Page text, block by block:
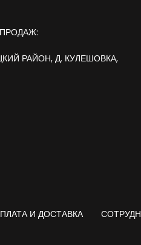
РАЙОН, Д. КУЛЕШОВКА,
И ДОСТАВКА